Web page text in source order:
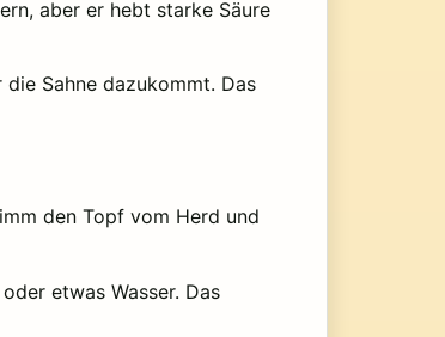
aber er hebt starke Säure
Sahne dazukommt. Das
den Topf vom Herd und
etwas Wasser. Das